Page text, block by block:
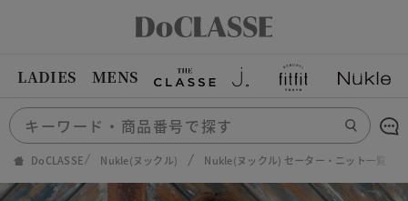
LADIES MENS
DoCLASSE Nukle(ヌックル) Nukle(ヌックル) セーター・ニット一覧